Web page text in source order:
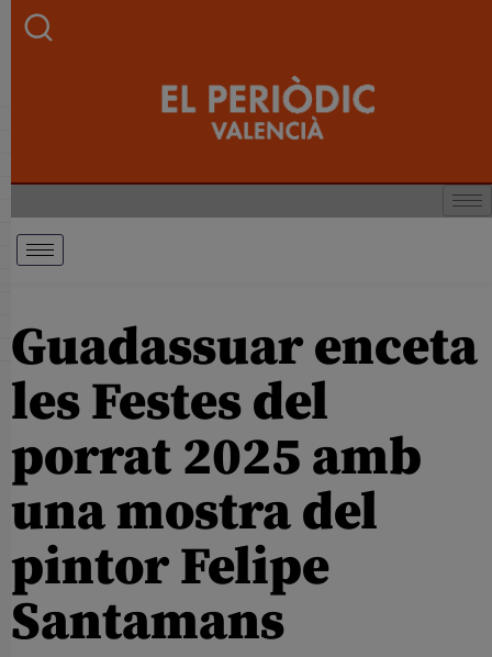
Guadassuar enceta
les Festes del
porrat 2025 amb
una mostra del
pintor Felipe
Santamans